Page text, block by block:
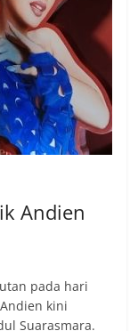
Andien
pada hari
kini
Suarasmara.